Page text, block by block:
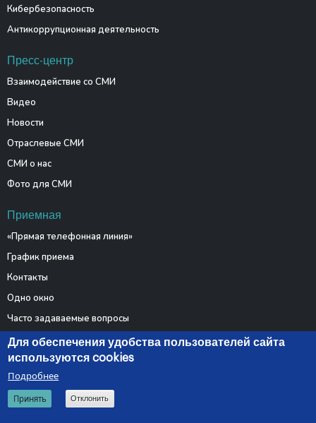
Кибербезопасность
Антикоррупционная деятельность
Пресс-центр
Взаимодействие со СМИ
Видео
Новости
Отраслевые СМИ
СМИ о нас
Фото для СМИ
Приемная
«Прямая телефонная линия»
График приема
Контакты
Одно окно
Часто задаваемые вопросы
Электронные обращения
© 2026 Министерство связи и информатизации Республики
Для обеспечения удобства пользователей сайта
используются cookies
Подробнее
Принять Отклонить